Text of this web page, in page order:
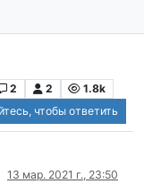
2 2
1.8k
чтобы ответить
13 мар. 2021 г., 23:50